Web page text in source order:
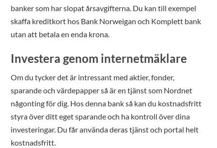
banker som har slopat årsavgifterna. Du kan till exempel
skaffa kreditkort hos Bank Norweigan och Komplett bank
utan att betala en enda krona.
Investera genom internetmäklare
Om du tycker det är intressant med aktier, fonder,
sparande och värdepapper så är en tjänst som Nordnet
någonting för dig. Hos denna bank så kan du kostnadsfritt
styra över ditt eget sparande och ha kontroll över dina
investeringar. Du får använda deras tjänst och portal helt
kostnadsfritt.